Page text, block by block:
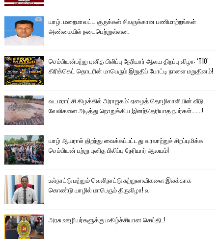
யாழ். மறைமாவட்ட குருக்கள் சிலருக்கான பணிமாற்றங்கள்
அண்மையில் நடைபெற்றுள்ளன.
செம்பியன்பற்று புனித பிலிப்பு நேரியார் ஆலய திறப்பு விழா: ‘T10’
கிரிக்கெட் தொடரின் மாபெரும் இறுதிப் போட்டி நாளை மறுதினம்!
வடமராட்சி கிழக்கில் அராஜகம்: ஏழைத் தொழிலாளியின் வீடு,
வேலிகளை அடித்து நொறுக்கிய இனந்தெரியாத நபர்கள்.......!
யாழ் ஆயரால் திறந்து வைக்கப்பட்டது வரலாற்றுச் சிறப்புமிக்க
செம்பியன் பற்று புனித பிலிப்பு நேரியார் ஆலயம்!
உள்நாட்டு மற்றும் வெளிநாட்டு சுற்றுலாவிகளை இலக்காக
கொண்டு யாழில் மாபெரும் திருவிழா! வ
அரசு ஊழியர்களுக்கு மகிழ்ச்சியான செய்தி..!